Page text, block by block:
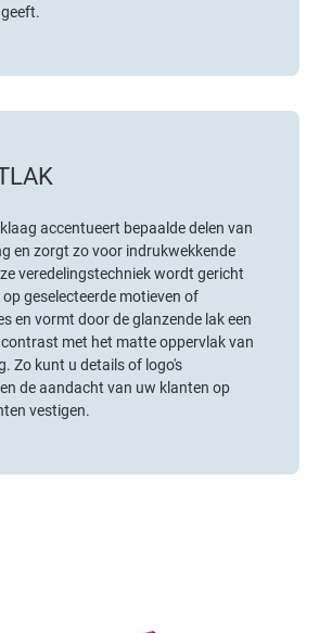
accentueert bepaalde delen van
en zorgt zo voor indrukwekkende
veredelingstechniek wordt gericht
geselecteerde motieven of
en vormt door de glanzende lak een
met het matte oppervlak van
Zo kunt u details of logo's
de aandacht van uw klanten op
vestigen.